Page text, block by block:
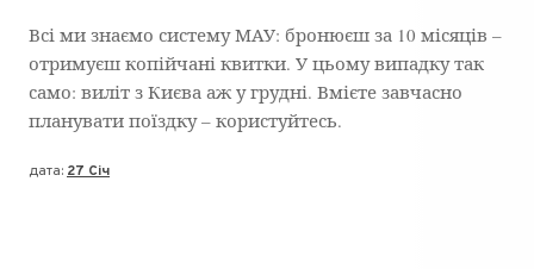
Всі ми знаємо систему МАУ: бронюєш за 10 місяців –
отримуєш копійчані квитки. У цьому випадку так
само: виліт з Києва аж у грудні. Вмієте завчасно
планувати поїздку – користуйтесь.
дата:27 Січ